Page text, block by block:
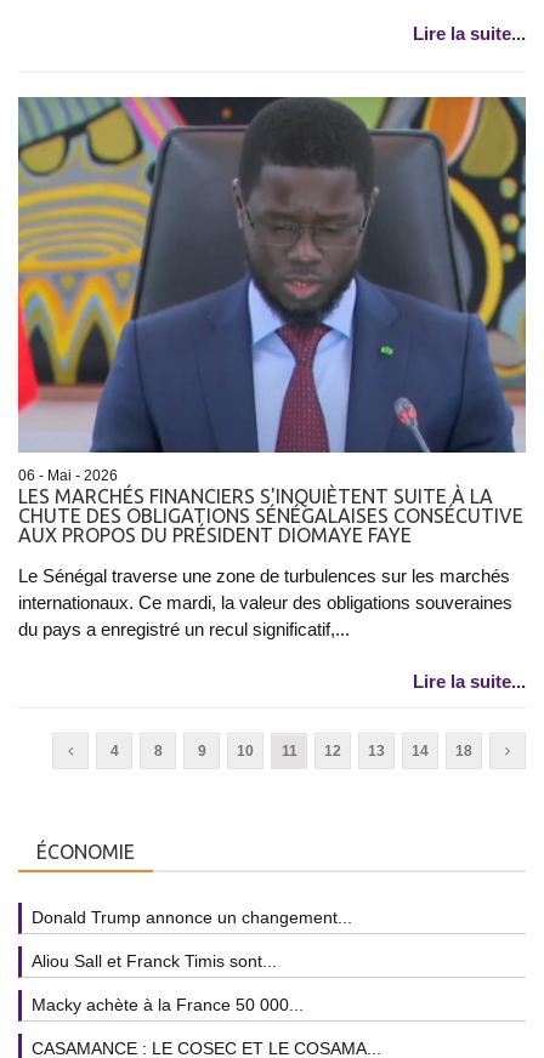
Lire la suite...
06 - Mai - 2026
LES MARCHÉS FINANCIERS S'INQUIÈTENT SUITE À LA
CHUTE DES OBLIGATIONS SÉNÉGALAISES CONSÉCUTIVE
AUX PROPOS DU PRÉSIDENT DIOMAYE FAYE
Le Sénégal traverse une zone de turbulences sur les marchés
internationaux. Ce mardi, la valeur des obligations souveraines
du pays a enregistré un recul significatif,...
Lire la suite...
4 8 9 10 11 12 13 14 18
ÉCONOMIE
Donald Trump annonce un changement...
Aliou Sall et Franck Timis sont...
Macky achète à la France 50 000...
CASAMANCE : LE COSEC ET LE COSAMA...